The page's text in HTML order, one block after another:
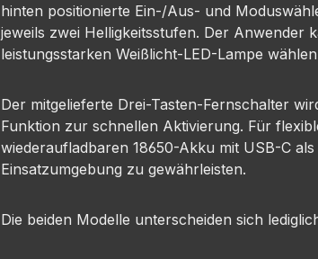
hinten positionierte Ein-/Aus- und
jeweils zwei Helligkeitsstufen. Der Anwender
leistungsstarken Weißlicht-LED-Lampe
Der mitgelieferte Drei-Tasten-Fernschalter
Funktion zur schnellen Aktivierung. Für
wiederaufladbaren 18650-Akku mit USB-C
Einsatzumgebung zu gewährleisten.
Die beiden Modelle unterscheiden sich